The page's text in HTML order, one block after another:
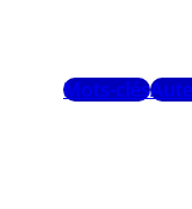
Mots-clés